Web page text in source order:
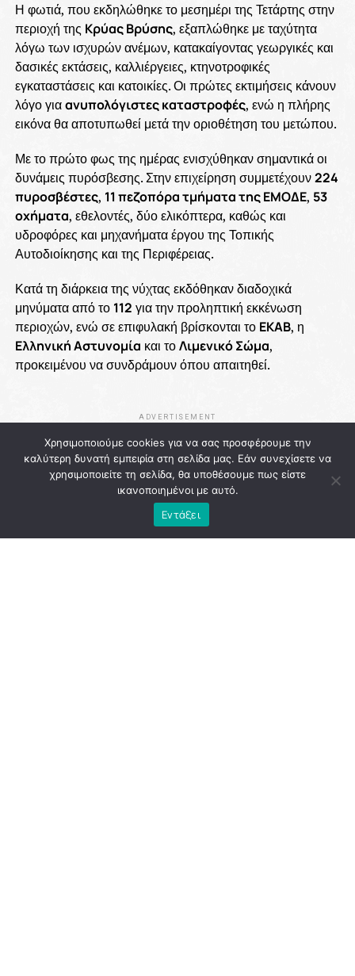
Η φωτιά, που εκδηλώθηκε το μεσημέρι της Τετάρτης στην
περιοχή της Κρύας Βρύσης, εξαπλώθηκε με ταχύτητα
λόγω των ισχυρών ανέμων, κατακαίγοντας γεωργικές και
δασικές εκτάσεις, καλλιέργειες, κτηνοτροφικές
εγκαταστάσεις και κατοικίες. Οι πρώτες εκτιμήσεις κάνουν
λόγο γιαανυπολόγιστες καταστροφές, ενώ η πλήρης
εικόνα θα αποτυπωθεί μετά την οριοθέτηση του μετώπου.
Με το πρώτο φως της ημέρας ενισχύθηκαν σημαντικά οι
δυνάμεις πυρόσβεσης. Στην επιχείρηση συμμετέχουν224
πυροσβέστες, 11 πεζοπόρα τμήματα της ΕΜΟΔΕ, 53
οχήματα, εθελοντές, δύο ελικόπτερα, καθώς και
υδροφόρες και μηχανήματα έργου της Τοπικής
Αυτοδιοίκησης και της Περιφέρειας.
Κατά τη διάρκεια της νύχτας εκδόθηκαν διαδοχικά
μηνύματα από το 112 για την προληπτική εκκένωση
περιοχών, ενώ σε επιφυλακή βρίσκονται το ΕΚΑΒ, η
Ελληνική Αστυνομία και τοΛιμενικό Σώμα,
προκειμένου να συνδράμουν όπου απαιτηθεί.
ADVERTISEMENT
Χρησιμοποιούμε cookies για να σας προσφέρουμε την
καλύτερη δυνατή εμπειρία στη σελίδα μας. Εάν συνεχίσετε να
χρησιμοποιείτε τη σελίδα, θα υποθέσουμε πως είστε
ικανοποιημένοι με αυτό.
Εντάξει